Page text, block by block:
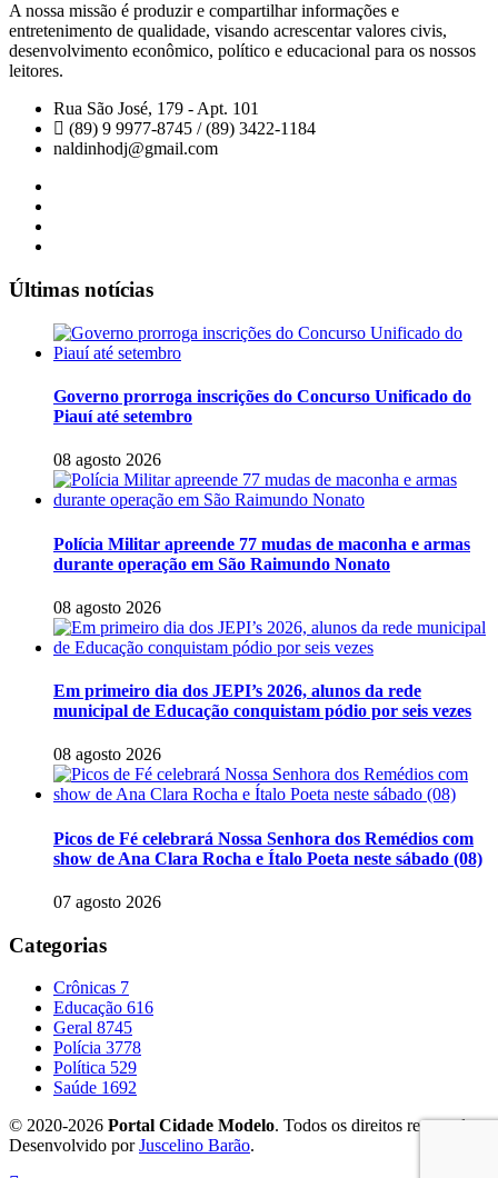
A nossa missão é produzir e compartilhar informações e
entretenimento de qualidade, visando acrescentar valores civis,
desenvolvimento econômico, político e educacional para os nossos
leitores.
Rua São José, 179 - Apt. 101
(89) 9 9977-8745 / (89) 3422-1184
naldinhodj@gmail.com
Últimas notícias
Governo prorroga inscrições do Concurso Unificado do
Piauí até setembro
08 agosto 2026
Polícia Militar apreende 77 mudas de maconha e armas
durante operação em São Raimundo Nonato
08 agosto 2026
Em primeiro dia dos JEPI’s 2026, alunos da rede
municipal de Educação conquistam pódio por seis vezes
08 agosto 2026
Picos de Fé celebrará Nossa Senhora dos Remédios com
show de Ana Clara Rocha e Ítalo Poeta neste sábado (08)
07 agosto 2026
Categorias
Crônicas 7
Educação 616
Geral 8745
Polícia 3778
Política 529
Saúde 1692
© 2020-2026 Portal Cidade Modelo. Todos os direitos reservados.
Desenvolvido porJuscelino Barão.